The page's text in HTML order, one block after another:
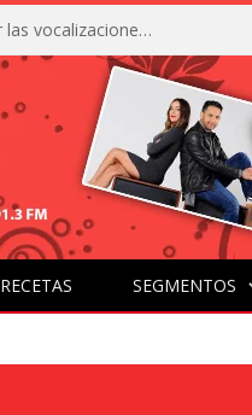
La IA está acercándonos a comprender y traducir las vocalizaciones y comportamientos de nuestras mascotas
RECETAS SEGMENTOS